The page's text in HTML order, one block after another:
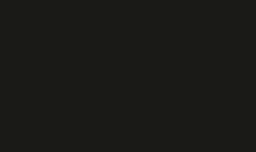
de desempenho no mais
quatro meses no
para o Palmeiras nas